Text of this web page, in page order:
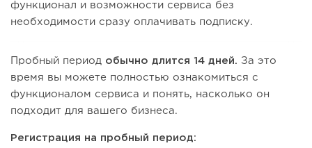
функционал и возможности сервиса без
необходимости сразу оплачивать подписку.
Пробный период обычно длится 14 дней. За это
время вы можете полностью ознакомиться с
функционалом сервиса и понять, насколько он
подходит для вашего бизнеса.
Регистрация на пробный период: